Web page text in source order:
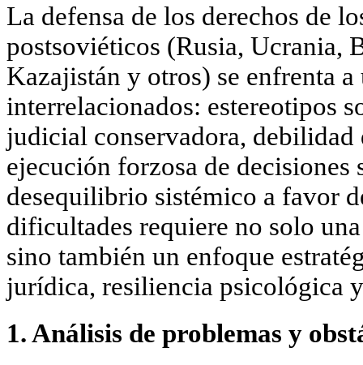
La defensa de los derechos de
postsoviéticos (Rusia, Ucrania,
Kazajistán y otros) se enfrenta
interrelacionados: estereotipos
judicial conservadora, debilidad
ejecución forzosa de
desequilibrio sistémico a favor
dificultades requiere no solo
sino también un enfoque
jurídica, resiliencia psicológica
1. Análisis de problemas y